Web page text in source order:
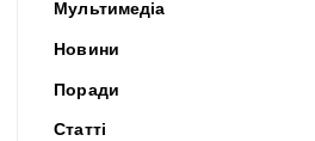
Мультимедіа
Новини
Поради
Статті